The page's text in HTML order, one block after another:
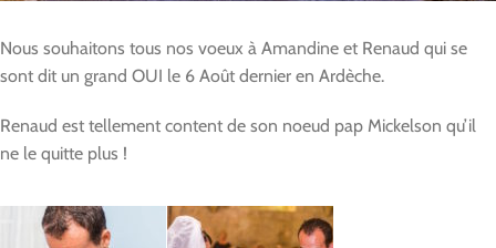
Nous souhaitons tous nos voeux à Amandine et Renaud qui se
sont dit un grand OUI le 6 Août dernier en Ardèche.
Renaud est tellement content de son noeud pap Mickelson qu’il
ne le quitte plus !